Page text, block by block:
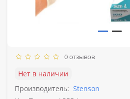
0 отзывов
Нет в наличии
Производитель: Stenson